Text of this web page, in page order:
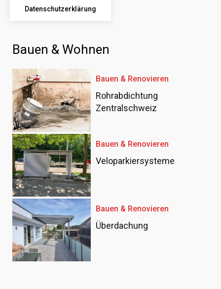
Datenschutzerklärung
Bauen & Wohnen
Bauen & Renovieren
Rohrabdichtung
Zentralschweiz
Bauen & Renovieren
Veloparkiersysteme
Bauen & Renovieren
Überdachung